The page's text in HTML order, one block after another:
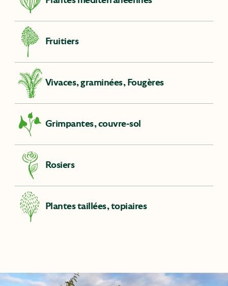
Fruitiers
Vivaces, graminées, Fougères
Grimpantes, couvre-sol
Rosiers
Plantes taillées, topiaires